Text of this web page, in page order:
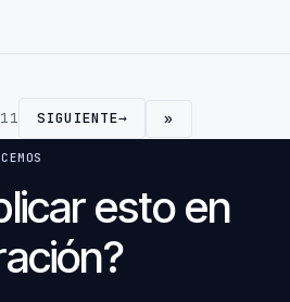
SIGUIENTE→ »
esto en